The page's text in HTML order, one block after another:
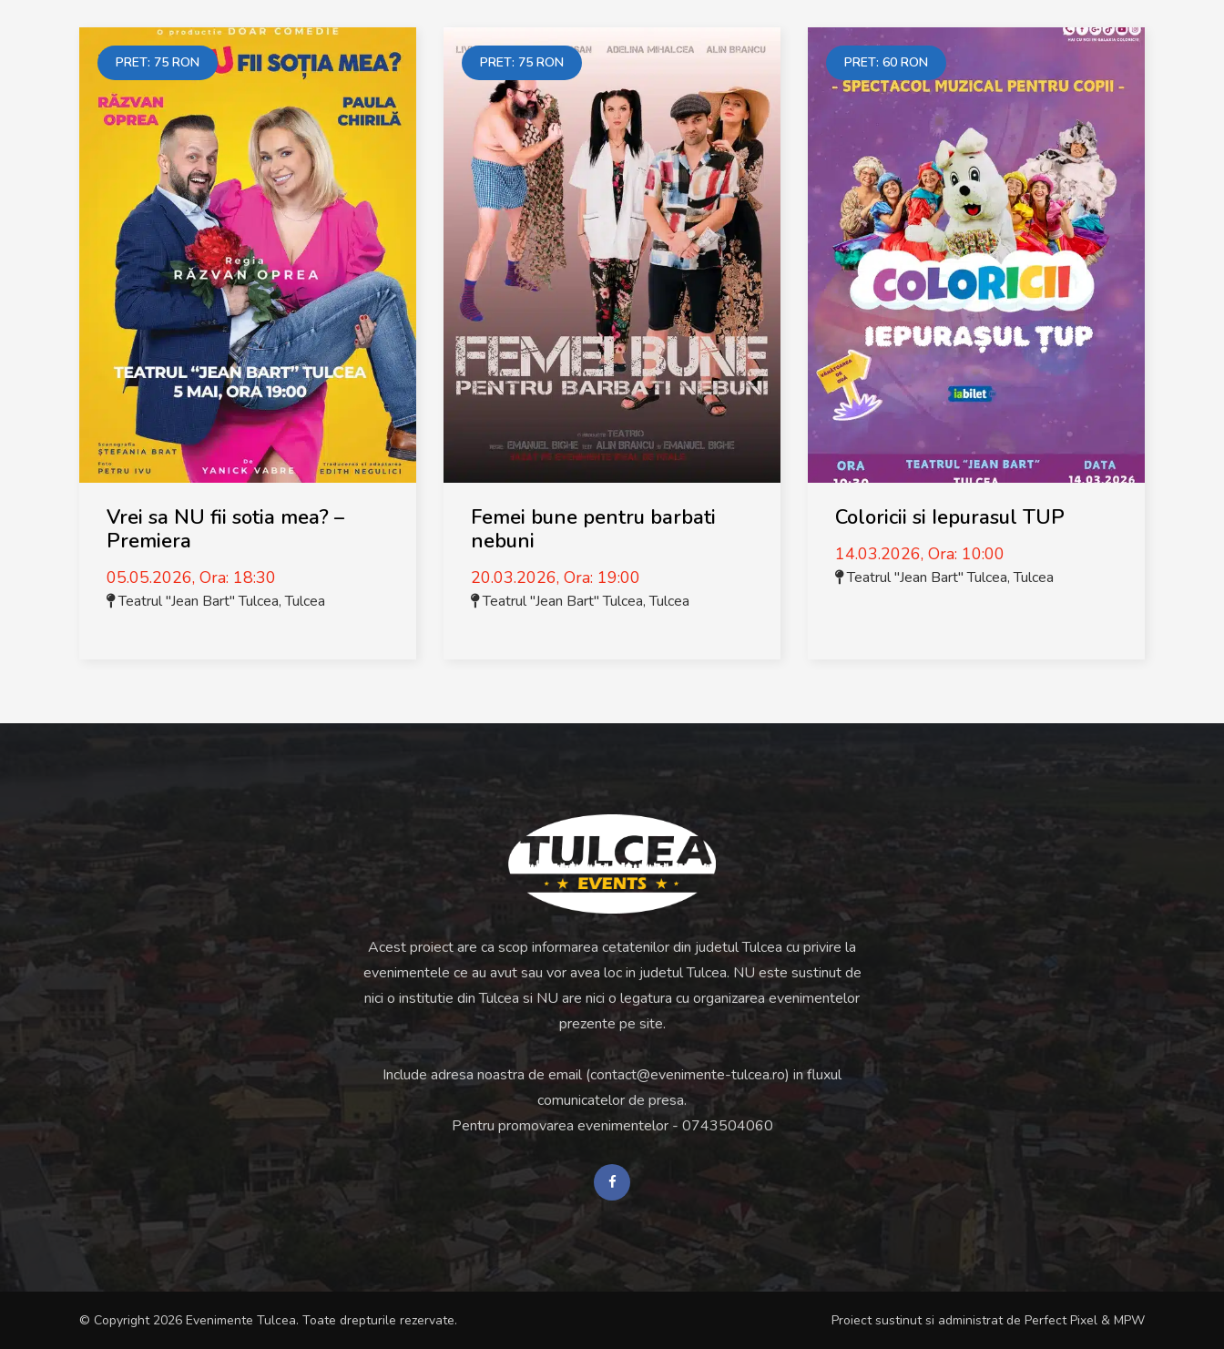
PRET: 75 RON
Vrei sa NU fii sotia mea? –
Premiera
05.05.2026, Ora: 18:30
Teatrul "Jean Bart" Tulcea,Tulcea
PRET: 75 RON
Femei bune pentru barbati
nebuni
20.03.2026, Ora: 19:00
Teatrul "Jean Bart" Tulcea,Tulcea
PRET: 60 RON
Coloricii si Iepurasul TUP
14.03.2026, Ora: 10:00
Teatrul "Jean Bart" Tulcea,Tulcea
Acest proiect are ca scop informarea cetatenilor din judetul Tulcea cu privire la
evenimentele ce au avut sau vor avea loc in judetul Tulcea. NU este sustinut de
nici o institutie din Tulcea si NU are nici o legatura cu organizarea evenimentelor
prezente pe site.
Include adresa noastra de email (contact@evenimente-tulcea.ro) in fluxul
comunicatelor de presa.
Pentru promovarea evenimentelor - 0743504060
© Copyright 2026 Evenimente Tulcea. Toate drepturile rezervate. Proiect sustinut si administrat de Perfect Pixel & MPW